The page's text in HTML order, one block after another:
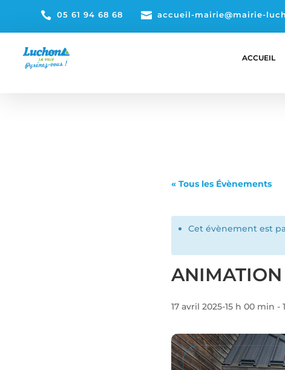
 05 61 94 68 68  accueil-mairie@mairie-
ACCUEIL
« Tous les Évènements
Cet évènement est
ANIMATION
17 avril 2025-15 h 00 min -